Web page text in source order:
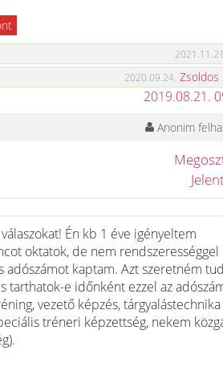
2020.09.24. Zsoldos
2019.08.21.
Anonim
Én kb 1 éve igényeltem
oktatok, de nem rendszerességgel
adószámot kaptam. Azt szeretném
tarthatok-e időnként ezzel az
vezető képzés,
tréneri képzettség, nekem